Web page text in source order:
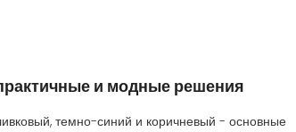
и модные решения
темно-синий и коричневый - основные